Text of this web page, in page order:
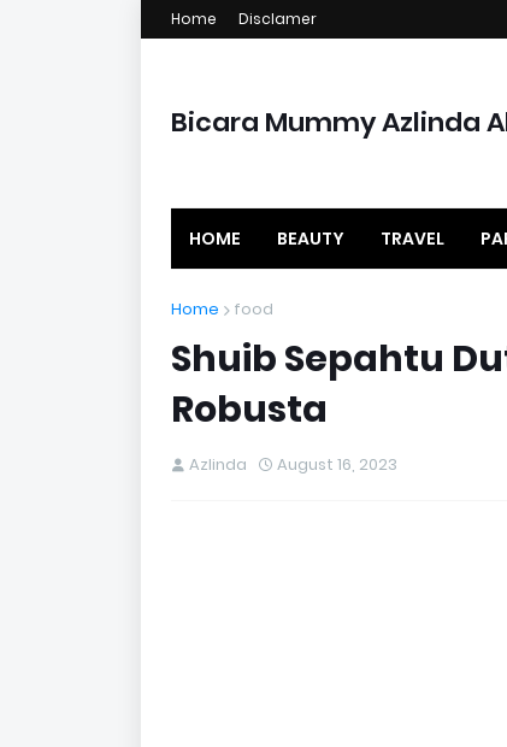
Home Disclamer
Bicara Mummy Azlinda
HOME BEAUTY TRAVEL
Home food
Shuib Sepahtu
Robusta
Azlinda August 16, 2023